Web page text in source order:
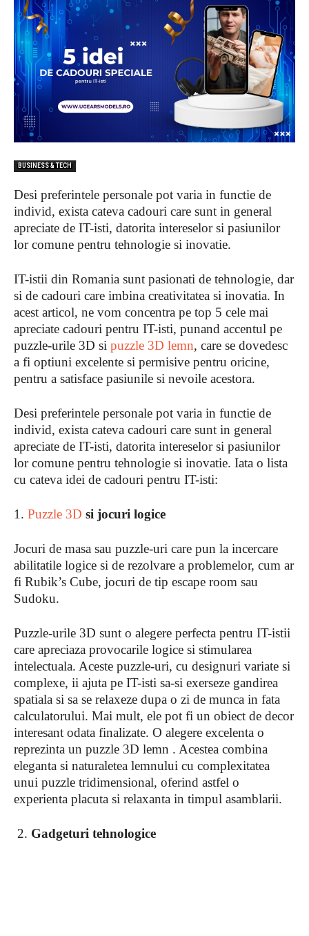
BUSINESS & TECH
Desi preferintele personale pot varia in functie de
individ, exista cateva cadouri care sunt in general
apreciate de IT-isti, datorita intereselor si pasiunilor
lor comune pentru tehnologie si inovatie.
IT-istii din Romania sunt pasionati de tehnologie, dar
si de cadouri care imbina creativitatea si inovatia. In
acest articol, ne vom concentra pe top 5 cele mai
apreciate cadouri pentru IT-isti, punand accentul pe
puzzle-urile 3D si puzzle 3D lemn, care se dovedesc
a fi optiuni excelente si permisive pentru oricine,
pentru a satisface pasiunile si nevoile acestora.
Desi preferintele personale pot varia in functie de
individ, exista cateva cadouri care sunt in general
apreciate de IT-isti, datorita intereselor si pasiunilor
lor comune pentru tehnologie si inovatie. Iata o lista
cu cateva idei de cadouri pentru IT-isti:
1. Puzzle 3D si jocuri logice
Jocuri de masa sau puzzle-uri care pun la incercare
abilitatile logice si de rezolvare a problemelor, cum ar
fi Rubik’s Cube, jocuri de tip escape room sau
Sudoku.
Puzzle-urile 3D sunt o alegere perfecta pentru IT-istii
care apreciaza provocarile logice si stimularea
intelectuala. Aceste puzzle-uri, cu designuri variate si
complexe, ii ajuta pe IT-isti sa-si exerseze gandirea
spatiala si sa se relaxeze dupa o zi de munca in fata
calculatorului. Mai mult, ele pot fi un obiect de decor
interesant odata finalizate. O alegere excelenta o
reprezinta un puzzle 3D lemn . Acestea combina
eleganta si naturaletea lemnului cu complexitatea
unui puzzle tridimensional, oferind astfel o
experienta placuta si relaxanta in timpul asamblarii.
2. Gadgeturi tehnologice